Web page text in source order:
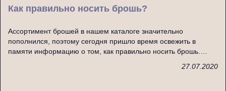
Как правильно носить брошь?
Ассортимент брошей в нашем каталоге значительно
пополнился, поэтому сегодня пришло время освежить в
памяти информацию о том, как правильно носить брошь.…
27.07.2020